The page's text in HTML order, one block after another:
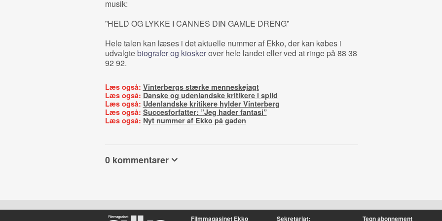
musik:
”HELD OG LYKKE I CANNES DIN GAMLE DRENG”
Hele talen kan læses i det aktuelle nummer af Ekko, der kan købes i
udvalgte biografer og kioskerover hele landet eller ved at ringe på 88 38
92 92.
Læs også: Vinterbergs stærke menneskejagt
Læs også: Danske og udenlandske kritikere i splid
Læs også: Udenlandske kritikere hylder Vinterberg
Læs også: Succesforfatter: ”Jeg hader fantasi”
Læs også: Nyt nummer af Ekko på gaden
0 kommentarer
Filmmagasinet Ekko Sekretariat: Tegn abonnement